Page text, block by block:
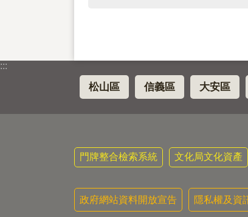
:::
松山區 信義區 大安區
門牌整合檢索系統 文化局文化資產
政府網站資料開放宣告 隱私權及資